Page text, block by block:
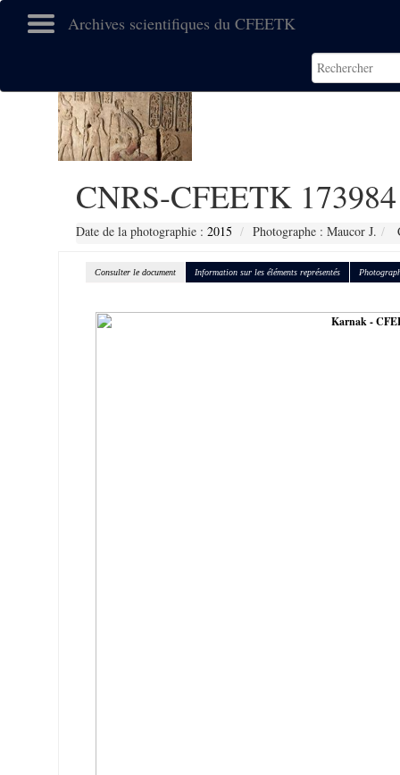
Archives scientifiques du CFEETK
CNRS-CFEETK 173984
Date de la photographie : 2015 Photographe : Maucor J.
Consulter le document Information sur les éléments représentés